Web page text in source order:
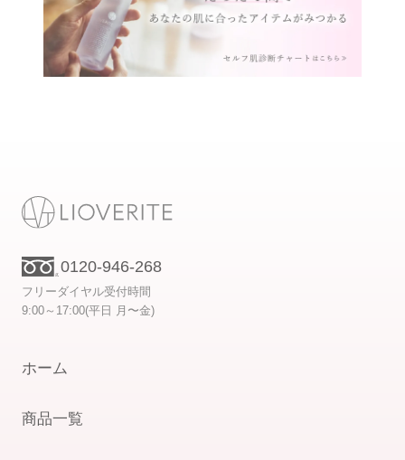
0120-946-268
フリーダイヤル受付時間
9:00～17:00(平日 月〜金)
ホーム
商品一覧